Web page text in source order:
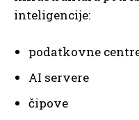
inteligencije:
podatkovne
AI servere
čipove